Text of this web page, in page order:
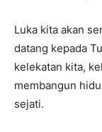
Luka kita akan
datang kepada
kelekatan kita,
membangun
sejati.